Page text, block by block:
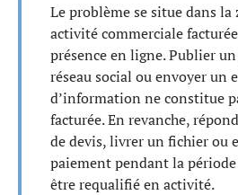
Le problème se situe dans
activité commerciale
présence en ligne. Publier
réseau social ou envoyer un
d’information ne constitue
facturée. En revanche,
de devis, livrer un fichier ou
paiement pendant la
être requalifié en activité.